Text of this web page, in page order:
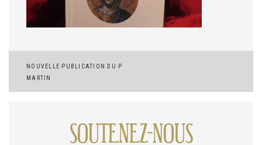
Navigation
de
NOUVELLE PUBLICATION DU P
MARTIN
SOUTENEZ-NOUS